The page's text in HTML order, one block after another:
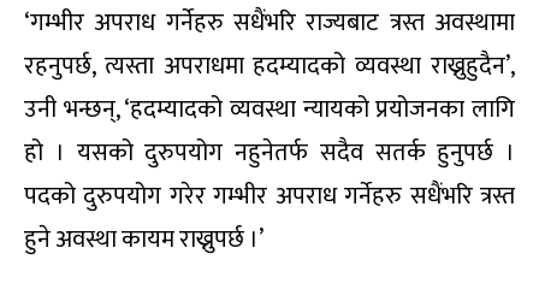
‘गम्भीर अपराध गर्नेहरु सधैंभरि राज्यबाट त्रस्त अवस्थामा
रहनुपर्छ, त्यस्ता अपराधमा हदम्यादको व्यवस्था राख्नुहुदैन’,
उनी भन्छन्, ‘हदम्यादको व्यवस्था न्यायको प्रयोजनका लागि
हो । यसको दुरुपयोग नहुनेतर्फ सदैव सतर्क हुनुपर्छ ।
पदको दुरुपयोग गरेर गम्भीर अपराध गर्नेहरु सधैंभरि त्रस्त
हुने अवस्था कायम राख्नुपर्छ ।’